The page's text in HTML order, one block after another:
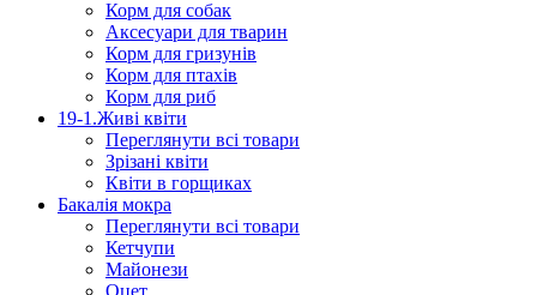
Корм для собак
Аксесуари для тварин
Корм для гризунів
Корм для птахів
Корм для риб
19-1.Живі квіти
Переглянути всі товари
Зрізані квіти
Квіти в горщиках
Бакалія мокра
Переглянути всі товари
Кетчупи
Майонези
Оцет